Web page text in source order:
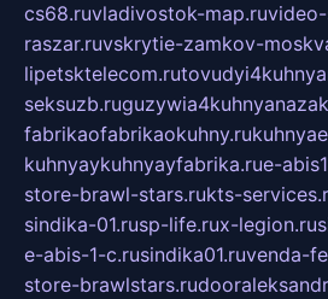
cs68.ruvladivostok-map.ru
raszar.ruvskrytie-zamkov-
lipetsktelecom.ru
seksuzb.ru
fabrikaofabrikaokuhny.ru
kuhnyaykuhnyayfabrika.rue-
store-brawl-stars.rukts-
sindika-01.rusp-life.rux-legion.ru
e-abis-1-c.rusindika01.ruvenda-
store-brawlstars.ru